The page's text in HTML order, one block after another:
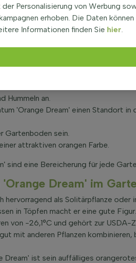
Japanische Ahorn ist nicht
und benötigt nur wenig
'Orange Dream' ist ideal für den
palmatum 'Orange
April mit purpurroten Blüten, die
Hummeln an.
'Orange Dream' einen Standort in
Gartenboden sein.
attraktiven orangen Farbe.
sind eine Bereicherung für jede
Dream' im
hervorragend als Solitärpflanze oder
in Töpfen macht er eine gute Figur.
von -26,1°C und gehört zur USDA-
mit anderen Pflanzen
ist sein auffälliges
der Personalisierung von Werbung
erhoben. Die Daten
Informationen finden Sie hier.